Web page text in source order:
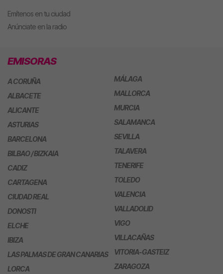
Emítenos en tu ciudad
Anúnciate en la radio
EMISORAS
A CORUÑA
ALBACETE
ALICANTE
ASTURIAS
BARCELONA
BILBAO / BIZKAIA
CADIZ
CARTAGENA
CIUDAD REAL
DONOSTI
ELCHE
IBIZA
LAS PALMAS DE GRAN CANARIAS
LORCA
MÁLAGA
MALLORCA
MURCIA
SALAMANCA
SEVILLA
TALAVERA
TENERIFE
TOLEDO
VALENCIA
VALLADOLID
VIGO
VILLACAÑAS
VITORIA-GASTEIZ
ZARAGOZA